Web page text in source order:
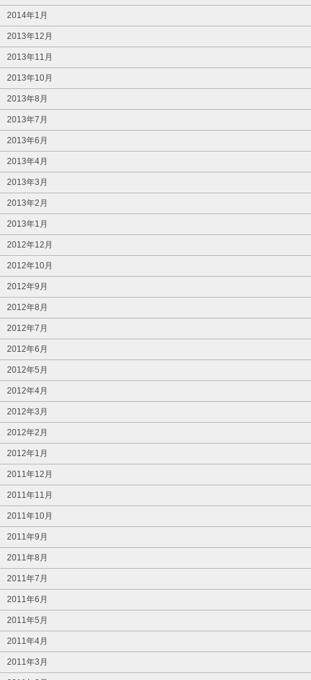
2014年1月
2013年12月
2013年11月
2013年10月
2013年8月
2013年7月
2013年6月
2013年4月
2013年3月
2013年2月
2013年1月
2012年12月
2012年10月
2012年9月
2012年8月
2012年7月
2012年6月
2012年5月
2012年4月
2012年3月
2012年2月
2012年1月
2011年12月
2011年11月
2011年10月
2011年9月
2011年8月
2011年7月
2011年6月
2011年5月
2011年4月
2011年3月